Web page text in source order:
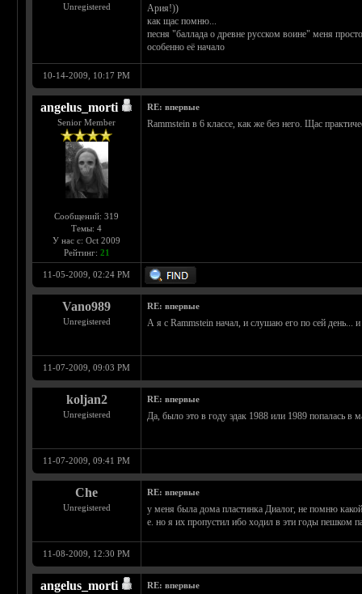
Unregistered
Ария!))
как щас помню...
песня "баллада о древне русском воине" меня
особенно её начало
10-14-2009, 10:17 PM
angelus_morti
Senior Member
Сообщений: 319
Темы: 4
У нас с: Oct 2009
Рейтинг: 21
RE: впервые
Rammstein в 6 классе, как же без него. Щас
11-05-2009, 02:24 PM
Vano989
Unregistered
RE: впервые
А я с Rammstein начал, и слушаю его по сей день...
11-07-2009, 09:03 PM
koljan2
Unregistered
RE: впервые
Да, было это в году эдак 1988 или 1989 попалась в
11-07-2009, 09:41 PM
Che
Unregistered
RE: впервые
у меня была дома пластинка Диалог, не помню
е. но я их пропустил ибо ходил в эти годы пешком
11-08-2009, 12:30 PM
angelus_morti RE: впервые